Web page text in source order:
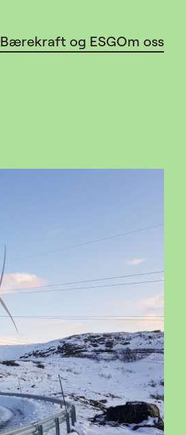
Bærekraft og ESGOm oss